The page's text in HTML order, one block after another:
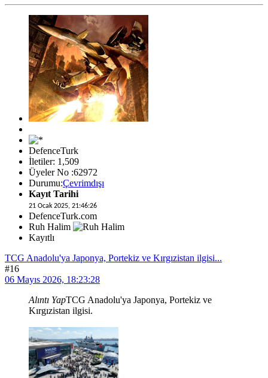
DefenceTurk
İletiler: 1,509
Üyeler No :62972
Durumu:Çevrimdışı
Kayıt Tarihi
21 Ocak 2025, 21:46:26
DefenceTurk.com
Ruh Halim
Kayıtlı
TCG Anadolu'ya Japonya, Portekiz ve Kırgızistan ilgisi...
#16
06 Mayıs 2026, 18:23:28
Alıntı YapTCG Anadolu'ya Japonya, Portekiz ve
Kırgızistan ilgisi.